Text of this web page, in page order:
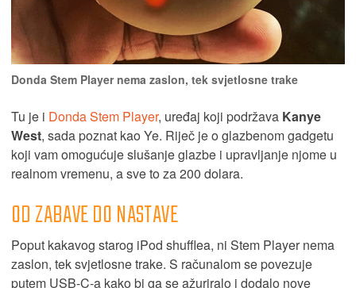
Donda Stem Player nema zaslon, tek svjetlosne trake
Tu je i Donda Stem Player, uređaj koji podržava Kanye
West, sada poznat kao Ye. Riječ je o glazbenom gadgetu
koji vam omogućuje slušanje glazbe i upravljanje njome u
realnom vremenu, a sve to za 200 dolara.
OD ZABAVE DO NASTAVE
Poput kakavog starog iPod shufflea, ni Stem Player nema
zaslon, tek svjetlosne trake. S računalom se povezuje
putem USB-C-a kako bi ga se ažuriralo i dodalo nove